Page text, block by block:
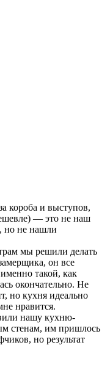
короба и выступов,
— это не наш
но не нашли
мы решили делать
он все
такой, как
окончательно. Не
но кухня идеально
нравится.
нашу кухню-
стенам, им пришлось
но результат